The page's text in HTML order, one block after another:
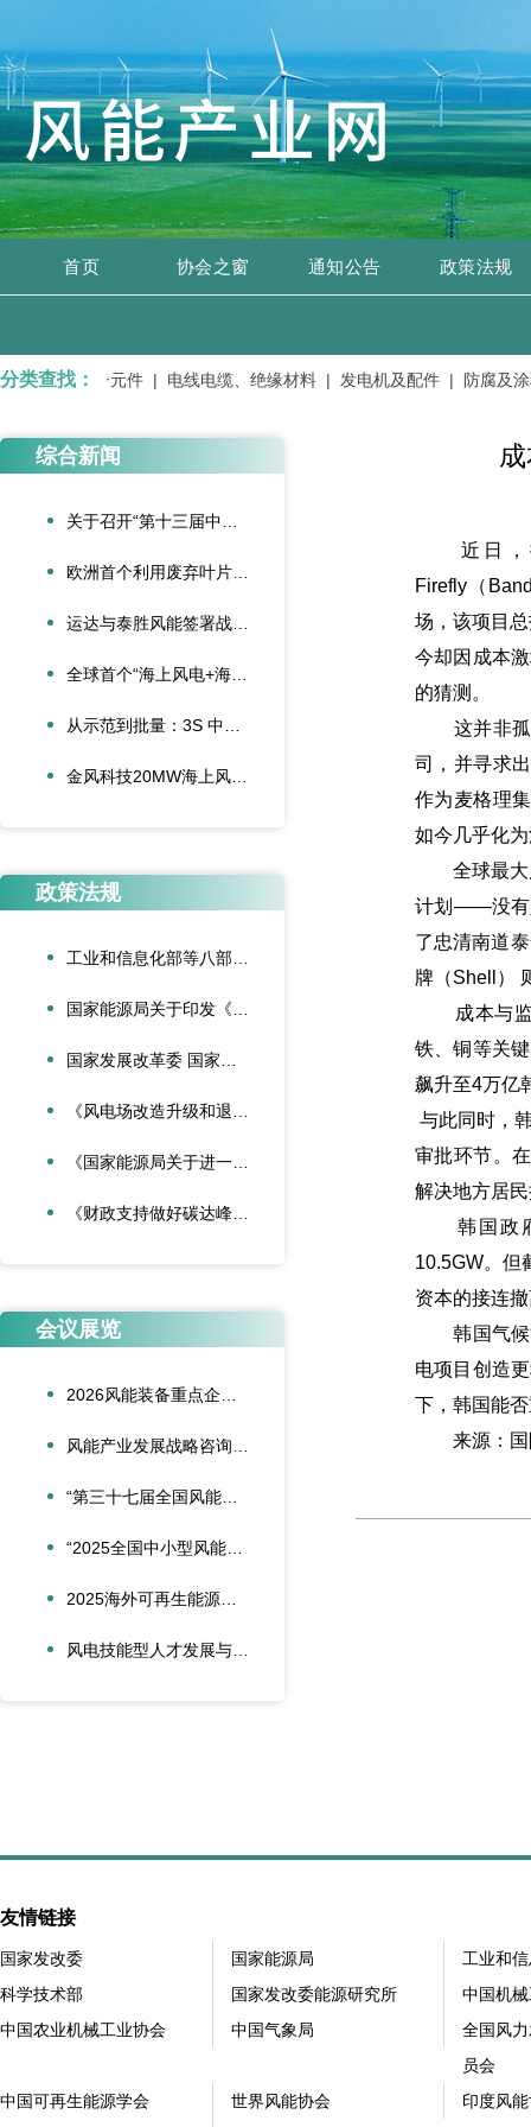
首页 协会之窗 通知公告 政策法规
分类查找：
元件、电子元件 | 电线电缆、绝缘材料 | 发电机及配件 | 防腐及涂
综合新闻
政策法规
会议展览
近日，挪
Firefly（
场，该项目
今却因成本
的猜测。
这并非孤
司，并寻求
作为麦格理
如今几乎化
全球最大风
计划——没有
了忠清南道
牌（Shell）
成本与监
铁、铜等关
飙升至4万亿
与此同时，
审批环节。
解决地方居
韩国政府
10.5GW。但
资本的接连
韩国气候能
电项目创造
下，韩国能
来源：国
友情链接
国家发改委 国家能源局
工业和
科学技术部
国家发改委能源研究所
中国机
中国农业机械工业协会
中国气象局
全国风
员会
中国可再生能源学会
世界风能协会 印度风